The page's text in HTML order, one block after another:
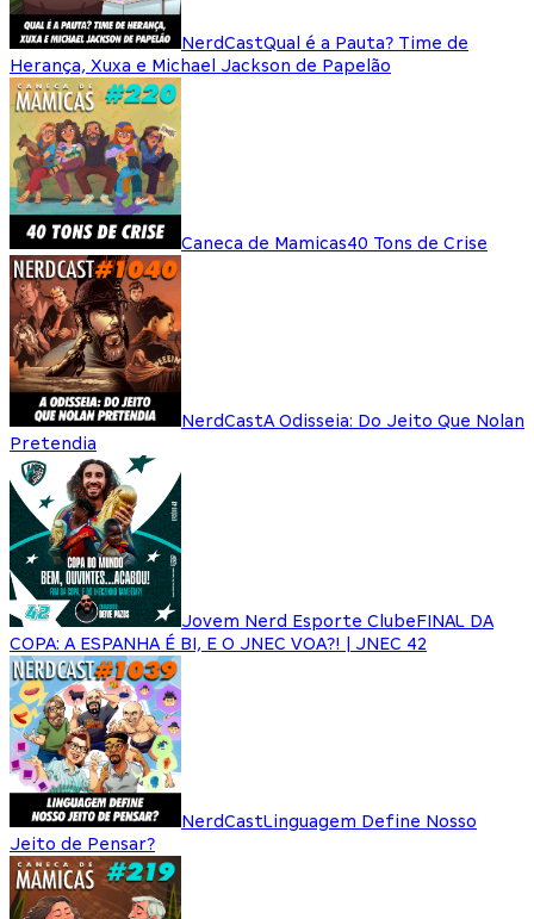
NerdCastQual é a Pauta? Time de
Herança, Xuxa e Michael Jackson de Papelão
Caneca de Mamicas40 Tons de Crise
NerdCastA Odisseia: Do Jeito Que Nolan
Pretendia
Jovem Nerd Esporte ClubeFINAL DA
COPA: A ESPANHA É BI, E O JNEC VOA?! | JNEC 42
NerdCastLinguagem Define Nosso
Jeito de Pensar?